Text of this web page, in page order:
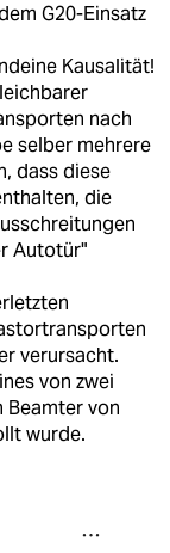
G20-Einsatz
Kausalität!
nach
selber mehrere
dass diese
die
Autotür"
verursacht.
von zwei
Beamter von
wurde.